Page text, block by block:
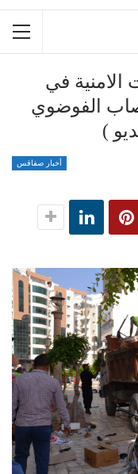
الامنية في
الفوضوي
أخبار صفاقس